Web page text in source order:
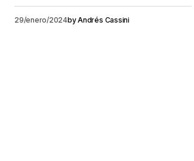
29/enero/2024byAndrés Cassini